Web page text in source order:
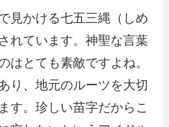
見かける七五三縄（しめ
れています。神聖な言葉
はとても素敵ですよね。
り、地元のルーツを大切
す。珍しい苗字だからこ